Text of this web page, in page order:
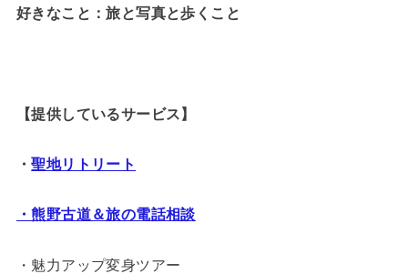
好きなこと：旅と写真と歩くこと
【提供しているサービス】
・聖地リトリート
・熊野古道＆旅の電話相談
・魅力アップ変身ツアー